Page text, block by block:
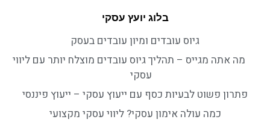
בלוג יועץ עסקי
גיוס עובדים ומיון עובדים בעסק
מה אתה מגייס – תהליך גיוס עובדים מוצלח יותר עם ליווי
עסקי
פתרון פשוט לבעיות כסף עם ייעוץ עסקי – ייעוץ פיננסי
כמה עולה אימון עסקי? ליווי עסקי מקצועי